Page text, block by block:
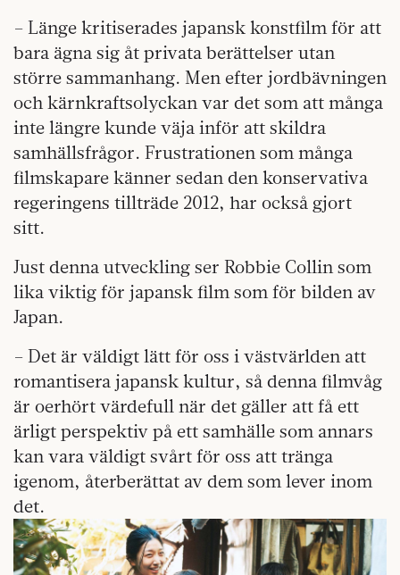
– Länge kritiserades japansk konstfilm för att
bara ägna sig åt privata berättelser utan
större sammanhang. Men efter jordbävningen
och kärnkraftsolyckan var det som att många
inte längre kunde väja inför att skildra
samhällsfrågor. Frustrationen som många
filmskapare känner sedan den konservativa
regeringens tillträde 2012, har också gjort
sitt.
Just denna utveckling ser Robbie Collin som
lika viktig för japansk film som för bilden av
Japan.
– Det är väldigt lätt för oss i västvärlden att
romantisera japansk kultur, så denna filmvåg
är oerhört värdefull när det gäller att få ett
ärligt perspektiv på ett samhälle som annars
kan vara väldigt svårt för oss att tränga
igenom, återberättat av dem som lever inom
det.